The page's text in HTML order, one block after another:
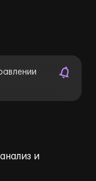
и